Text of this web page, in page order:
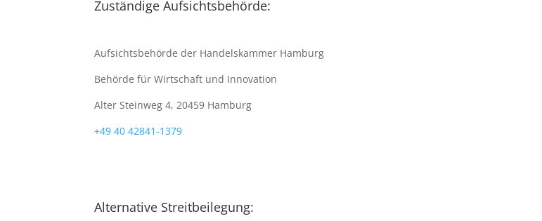
Zuständige Aufsichtsbehörde:
Aufsichtsbehörde der Handelskammer Hamburg
Behörde für Wirtschaft und Innovation
Alter Steinweg 4,20459 Hamburg
+49 40 42841-1379
Alternative Streitbeilegung: